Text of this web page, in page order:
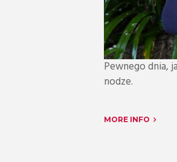
Pewnego dnia,
nodze.
MORE INFO